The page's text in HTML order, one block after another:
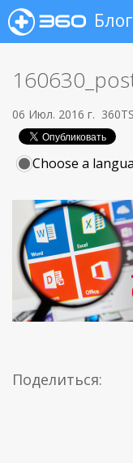
Блог
06 Июл. 2016 г. 360TS
Choose a
Поделиться: